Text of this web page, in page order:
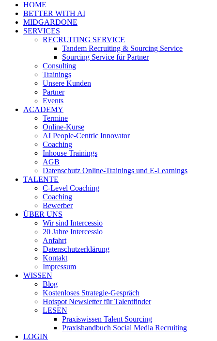
HOME
BETTER WITH AI
MIDGARDONE
SERVICES
RECRUITING SERVICE
Tandem Recruiting & Sourcing Service
Sourcing Service für Partner
Consulting
Trainings
Unsere Kunden
Partner
Events
ACADEMY
Termine
Online-Kurse
AI People-Centric Innovator
Coaching
Inhouse Trainings
AGB
Datenschutz Online-Trainings und E-Learnings
TALENTE
C-Level Coaching
Coaching
Bewerber
ÜBER UNS
Wir sind Intercessio
20 Jahre Intercessio
Anfahrt
Datenschutzerklärung
Kontakt
Impressum
WISSEN
Blog
Kostenloses Strategie-Gespräch
Hotspot Newsletter für Talentfinder
LESEN
Praxiswissen Talent Sourcing
Praxishandbuch Social Media Recruiting
LOGIN